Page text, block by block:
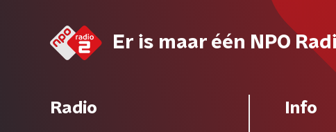
Er is maar één NPO
Radio Info